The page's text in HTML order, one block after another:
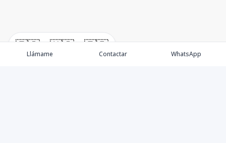
🇪🇸 🇺🇸 🇫🇷
Llámame Contactar WhatsApp